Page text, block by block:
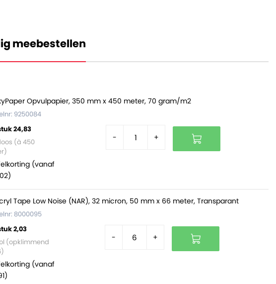
meebestellen
Opvulpapier, 350 mm x 450 meter, 70 gram/m2
9250084
24,83
(à 450
(vanaf
- +
Tape Low Noise (NAR), 32 micron, 50 mm x 66 meter, Transparant
8000095
2,03
(opklimmend
(vanaf
- +